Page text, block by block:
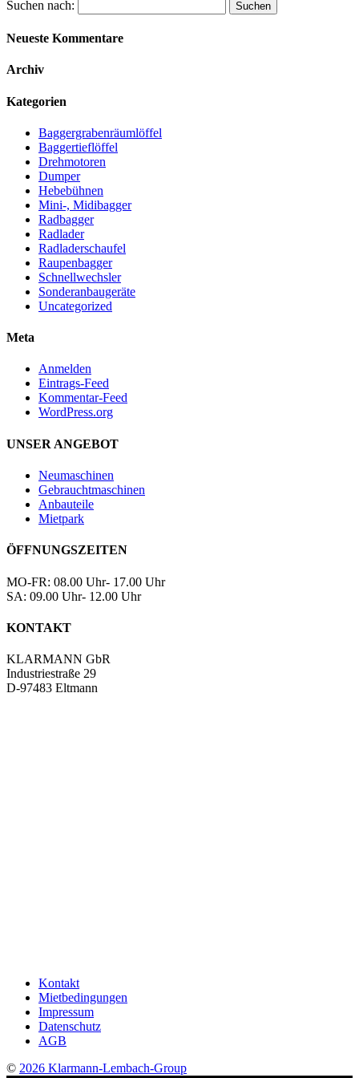
Suchen nach:
Neueste Kommentare
Archiv
Kategorien
Baggergrabenräumlöffel
Baggertieflöffel
Drehmotoren
Dumper
Hebebühnen
Mini-, Midibagger
Radbagger
Radlader
Radladerschaufel
Raupenbagger
Schnellwechsler
Sonderanbaugeräte
Uncategorized
Meta
Anmelden
Eintrags-Feed
Kommentar-Feed
WordPress.org
UNSER ANGEBOT
Neumaschinen
Gebrauchtmaschinen
Anbauteile
Mietpark
ÖFFNUNGSZEITEN
MO-FR: 08.00 Uhr- 17.00 Uhr
SA: 09.00 Uhr- 12.00 Uhr
KONTAKT
KLARMANN GbR
Industriestraße 29
D-97483 Eltmann
Kontakt
Mietbedingungen
Impressum
Datenschutz
AGB
© 2026 Klarmann-Lembach-Group